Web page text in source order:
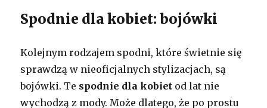
Spodnie dla kobiet: bojówki
Kolejnym rodzajem spodni, które świetnie się
sprawdzą w nieoficjalnych stylizacjach, są
bojówki. Te spodnie dla kobiet od lat nie
wychodzą z mody. Może dlatego, że po prostu